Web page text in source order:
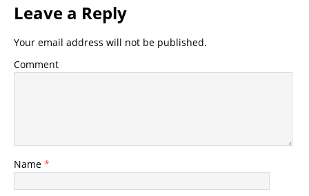
Leave a Reply
Your email address will not be published.
Comment
Name *